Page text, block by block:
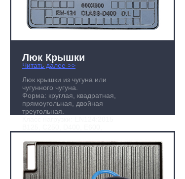
Люк Крышки
Читать далее >>
Люк крышки из чугуна или
чугунного чугуна.
Форма: круглая, квадратная,
прямоугольная, двойная
треугольная.
F900
Размер: на заказ или
стандартный размер
Диапазон настроек: 200-
1200мм
Сертификат: BSI Kitemark